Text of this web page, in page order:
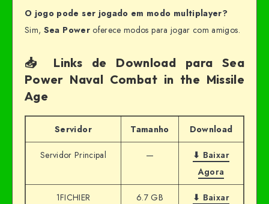
O jogo pode ser jogado em modo multiplayer?
Sim, Sea Poweroferece modos para jogar com amigos.
📥 Links de Download para Sea
Power Naval Combat in the Missile
Age
Servidor Tamanho Download
Servidor Principal —
⬇ Baixar
Agora
1FICHIER 6.7 GB ⬇ Baixar